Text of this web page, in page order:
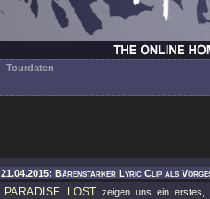
Tourdaten
21.04.2015: Bärenstarker Lyric Clip als
PARADISE LOST zeigen uns ein erstes,